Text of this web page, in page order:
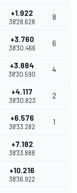
+1.922
38'28.628
8
+3.760
38'30.466
6
+3.884
38'30.590
4
+4.117
38'30.823
2
+6.576
38'33.282
1
+7.182
38'33.888
+10.216
38'36.922